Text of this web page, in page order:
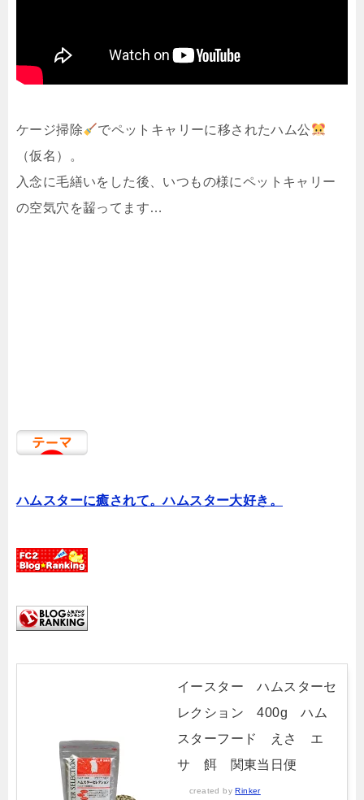
ケージ掃除
でペットキャリーに移されたハム公
（仮名）。
入念に毛繕いをした後、いつもの様にペットキャリー
の空気穴を齧ってます…
ハムスターに癒されて。ハムスター大好き。
イースター ハムスターセ
レクション 400g ハム
スターフード えさ エ
サ 餌 関東当日便
created byRinker